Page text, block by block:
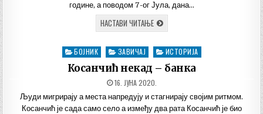
године, а поводом 7-ог Јула, дана…
НАСТАВИ ЧИТАЊЕНА
РАДАН
ОБЕЛЕЖЕН
7.
ЈУЛИ,
ДАН
Posted
in
БОЈНИК ЗАВИЧАЈ ИСТОРИЈА
Косанчић некад – банка
ДАТУМ
ОБЈАВЉИВАЊА:
16. ЈУНА 2020.
Људи мигрирају а места напредују и стагнирају својим ритмом.
Косанчић је сада само село а између два рата Косанчић је био